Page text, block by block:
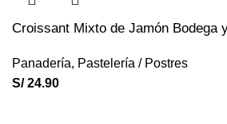
Croissant Mixto de Jamón Bodega
Panadería, Pastelería / Postres
S/24.90